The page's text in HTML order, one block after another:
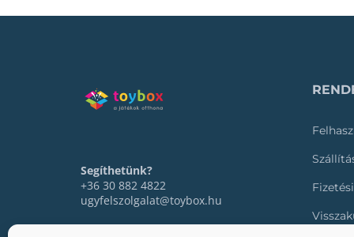
Segíthetünk?
+36 30 882 4822
ugyfelszolgalat@toybox.hu